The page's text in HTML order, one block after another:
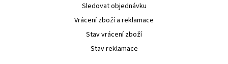
Sledovat objednávku
Vrácení zboží a reklamace
Stav vrácení zboží
Stav reklamace